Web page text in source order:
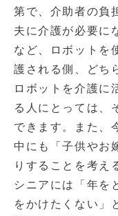
第で、介助者の負
夫に介護が必要に
など、ロボットを
護される側、どち
ロボットを介護に
る人にとっては、
できます。また、
中にも「子供やお
りすることを考え
シニアには「年を
をかけたくない」